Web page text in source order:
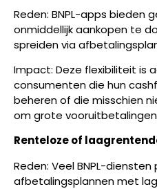
Reden: BNPL-apps bieden
onmiddellijk aankopen te
spreiden via
Impact: Deze flexibiliteit is
consumenten die hun
beheren of die misschien
om grote
Renteloze of
Reden: Veel BNPL-
afbetalingsplannen met